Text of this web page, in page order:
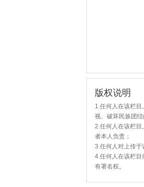
版权说明
1.任何人在该栏
视、破坏民族团结
2.任何人在该栏
者本人负责；
3.任何人对上传于
4.任何人在该栏
有署名权。